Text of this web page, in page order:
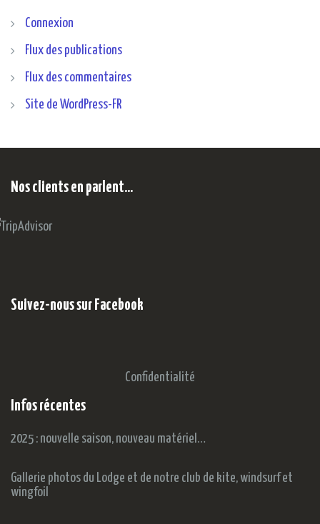
Connexion
Flux des publications
Flux des commentaires
Site de WordPress-FR
Nos clients en parlent…
Suivez-nous sur Facebook
Confidentialité
Infos récentes
2025 : nouvelle saison, nouveau matériel…
Gallerie photos du Lodge et de notre club de kite, windsurf et
wingfoil